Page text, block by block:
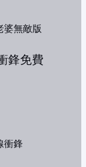
婆無敵版
衝鋒